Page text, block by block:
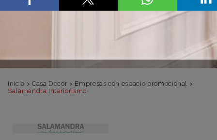
Inicio > Casa Decor > Empresas con espacio promocional >
Salamandra Interiorismo